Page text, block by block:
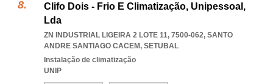
Clifo Dois - Frio E Climatização, Unipessoal,
Lda
ZN INDUSTRIAL LIGEIRA 2 LOTE 11, 7500-062, SANTO
ANDRE SANTIAGO CACEM, SETUBAL
Instalação de climatização
UNIP